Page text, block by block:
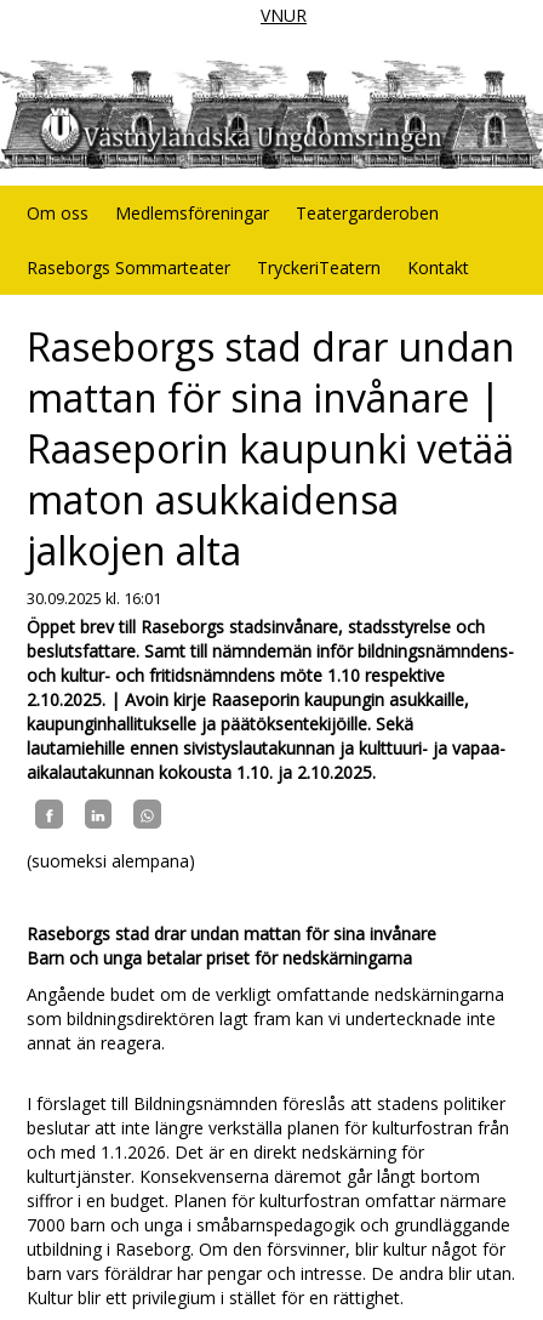
VNUR
Om oss Medlemsföreningar Teatergarderoben
Raseborgs Sommarteater TryckeriTeatern Kontakt
Raseborgs stad drar undan
mattan för sina invånare |
Raaseporin kaupunki vetää
maton asukkaidensa
jalkojen alta
30.09.2025kl. 16:01
Öppet brev till Raseborgs stadsinvånare, stadsstyrelse och
beslutsfattare. Samt till nämndemän inför bildningsnämndens-
och kultur- och fritidsnämndens möte 1.10 respektive
2.10.2025. | Avoin kirje Raaseporin kaupungin asukkaille,
kaupunginhallitukselle ja päätöksentekijöille. Sekä
lautamiehille ennen sivistyslautakunnan ja kulttuuri- ja vapaa-
aikalautakunnan kokousta 1.10. ja 2.10.2025.
(suomeksi alempana)
Raseborgs stad drar undan mattan för sina invånare
Barn och unga betalar priset för nedskärningarna
Angående budet om de verkligt omfattande nedskärningarna
som bildningsdirektören lagt fram kan vi undertecknade inte
annat än reagera.
I förslaget till Bildningsnämnden föreslås att stadens politiker
beslutar att inte längre verkställa planen för kulturfostran från
och med 1.1.2026. Det är en direkt nedskärning för
kulturtjänster. Konsekvenserna däremot går långt bortom
siffror i en budget. Planen för kulturfostran omfattar närmare
7000 barn och unga i småbarnspedagogik och grundläggande
utbildning i Raseborg. Om den försvinner, blir kultur något för
barn vars föräldrar har pengar och intresse. De andra blir utan.
Kultur blir ett privilegium i stället för en rättighet.